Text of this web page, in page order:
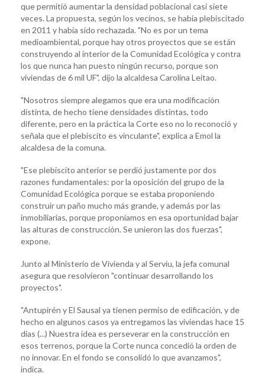
que permitió aumentar la densidad poblacional casi siete
veces. La propuesta, según los vecinos, se había plebiscitado
en 2011 y había sido rechazada. "No es por un tema
medioambiental, porque hay otros proyectos que se están
construyendo al interior de la Comunidad Ecológica y contra
los que nunca han puesto ningún recurso, porque son
viviendas de 6 mil UF", dijo la alcaldesa Carolina Leitao.
"Nosotros siempre alegamos que era una modificación
distinta, de hecho tiene densidades distintas, todo
diferente, pero en la práctica la Corte eso no lo reconoció y
señala que el plebiscito es vinculante", explica a Emol la
alcaldesa de la comuna.
"Ese plebiscito anterior se perdió justamente por dos
razones fundamentales: por la oposición del grupo de la
Comunidad Ecológica porque se estaba proponiendo
construir un paño mucho más grande, y además por las
inmobiliarias, porque proponíamos en esa oportunidad bajar
las alturas de construcción. Se unieron las dos fuerzas",
expone.
Junto al Ministerio de Vivienda y al Serviu, la jefa comunal
asegura que resolvieron "continuar desarrollando los
proyectos".
"Antupirén y El Sausal ya tienen permiso de edificación, y de
hecho en algunos casos ya entregamos las viviendas hace 15
días (...) Nuestra idea es perseverar en la construcción en
esos terrenos, porque la Corte nunca concedió la orden de
no innovar. En el fondo se consolidó lo que avanzamos",
indica.